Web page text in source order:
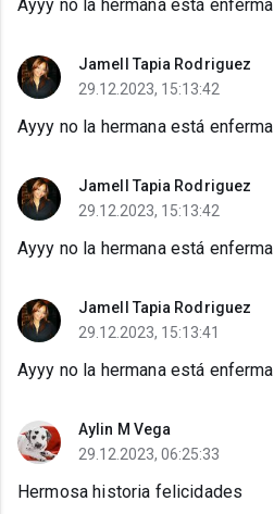
Ayyy no la hermana está enferma
Jamell Tapia Rodriguez
29.12.2023, 15:13:42
Ayyy no la hermana está enferma
Jamell Tapia Rodriguez
29.12.2023, 15:13:42
Ayyy no la hermana está enferma
Jamell Tapia Rodriguez
29.12.2023, 15:13:41
Ayyy no la hermana está enferma
Aylin M Vega
29.12.2023, 06:25:33
Hermosa historia felicidades